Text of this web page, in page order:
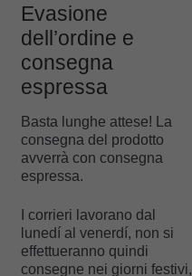
Evasione
dell’ordine e
consegna
espressa
Basta lunghe attese! La
consegna del prodotto
avverrà con consegna
espressa.
I corrieri lavorano dal
lunedí al venerdí, non si
effettueranno quindi
consegne nei giorni festivi,